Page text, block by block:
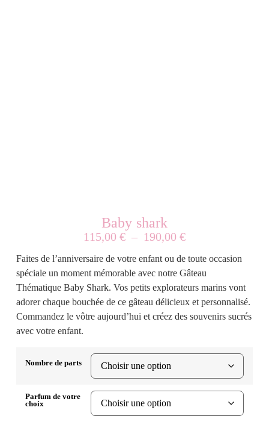
Baby shark
115,00 € – 190,00 €
Faites de l’anniversaire de votre enfant ou de toute occasion
spéciale un moment mémorable avec notre Gâteau
Thématique Baby Shark. Vos petits explorateurs marins vont
adorer chaque bouchée de ce gâteau délicieux et personnalisé.
Commandez le vôtre aujourd’hui et créez des souvenirs sucrés
avec votre enfant.
Nombre de parts
Parfum de votre
choix